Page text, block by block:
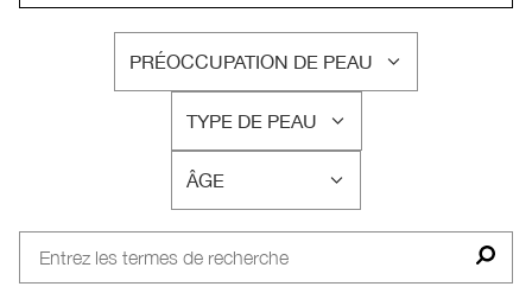
PRÉOCCUPATION DE PEAU
FRANÇAIS
TYPE DE PEAU
FRANÇAIS
ÂGE
FRANÇAIS